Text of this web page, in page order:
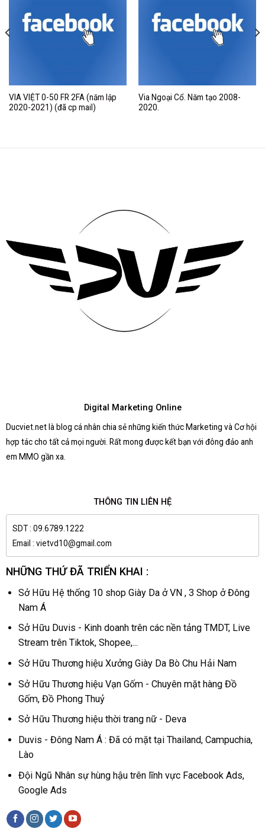
VIA VIỆT 0-50 FR 2FA (năm lập
2020-2021) (đã cp mail)
Via Ngoại Cổ. Năm tạo 2008-
2020.
Digital Marketing Online
Ducviet.net là blog cá nhân chia sẻ những kiến thức Marketing và Cơ hội
hợp tác cho tất cả mọi người. Rất mong được kết bạn với đông đảo anh
em MMO gần xa.
THÔNG TIN LIÊN HỆ
SDT : 09.6789.1222
Email : vietvd10@gmail.com
NHỮNG THỨ ĐÃ TRIỂN KHAI :
Sở Hữu Hệ thống 10 shop Giày Da ở VN , 3 Shop ở Đông
Nam Á
Sở Hữu Duvis - Kinh doanh trên các nền tảng TMDT, Live
Stream trên Tiktok, Shopee,...
Sở Hữu Thương hiệu Xưởng Giày Da Bò Chu Hải Nam
Sở Hữu Thương hiệu Vạn Gốm - Chuyên mặt hàng Đồ
Gốm, Đồ Phong Thuỷ
Sở Hữu Thương hiệu thời trang nữ - Deva
Duvis - Đông Nam Á : Đã có mặt tại Thailand, Campuchia,
Lào
Đội Ngũ Nhân sự hùng hậu trên lĩnh vực Facebook Ads,
Google Ads